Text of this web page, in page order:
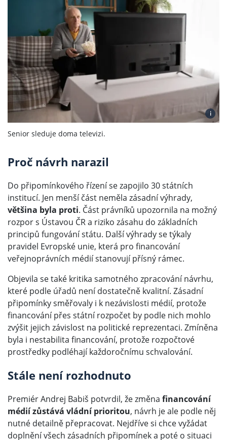
i
Senior sleduje doma televizi.
Proč návrh narazil
Do připomínkového řízení se zapojilo 30 státních
institucí. Jen menší část neměla zásadní výhrady,
většina byla proti. Část právníků upozornila na možný
rozpor s Ústavou ČR a riziko zásahu do základních
principů fungování státu. Další výhrady se týkaly
pravidel Evropské unie, která pro financování
veřejnoprávních médií stanovují přísný rámec.
Objevila se také kritika samotného zpracování návrhu,
které podle úřadů není dostatečně kvalitní. Zásadní
připomínky směřovaly i k nezávislosti médií, protože
financování přes státní rozpočet by podle nich mohlo
zvýšit jejich závislost na politické reprezentaci. Zmíněna
byla i nestabilita financování, protože rozpočtové
prostředky podléhají každoročnímu schvalování.
Stále není rozhodnuto
Premiér Andrej Babiš potvrdil, že změna financování
médií zůstává vládní prioritou, návrh je ale podle něj
nutné detailně přepracovat. Nejdříve si chce vyžádat
doplnění všech zásadních připomínek a poté o situaci